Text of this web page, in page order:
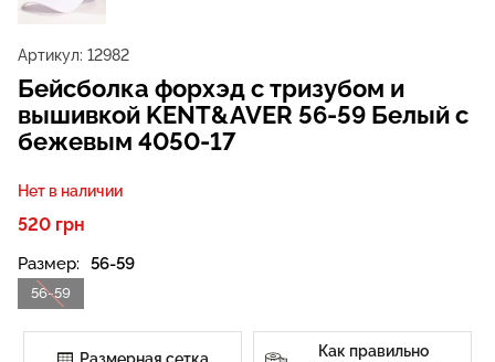
Артикул: 12982
Бейсболка форхэд с тризубом и
вышивкой KENT&AVER 56-59 Белый с
бежевым 4050-17
Нет в наличии
520 грн
Размер: 56-59
56-59
Как правильно